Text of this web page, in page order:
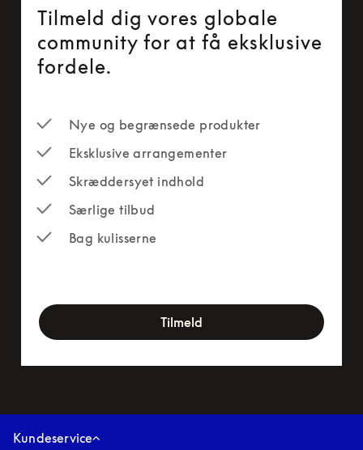
Tilmeld dig vores globale
community for at få eksklusive
fordele.
Nye og begrænsede produkter
Eksklusive arrangementer
Skræddersyet indhold
Særlige tilbud
Bag kulisserne
Tilmeld
Kundeservice